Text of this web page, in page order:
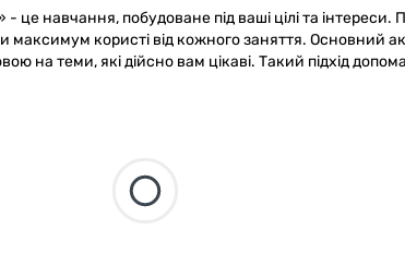
це навчання, побудоване під ваші цілі та інтереси.
максимум користі від кожного заняття. Основний
на теми, які дійсно вам цікаві. Такий підхід